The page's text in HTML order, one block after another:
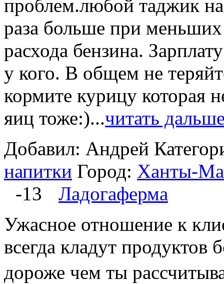
проблем.любой таджик на
раза больше при меньших
расхода бензина.
у кого. В общем не
кормите курицу которая
яиц тоже:)...читать
Добавил: Андрей
напитки Город: Ханты-
-13
Ладогаферма
Ужасное отношение к
всегда кладут продуктов
дороже чем ты